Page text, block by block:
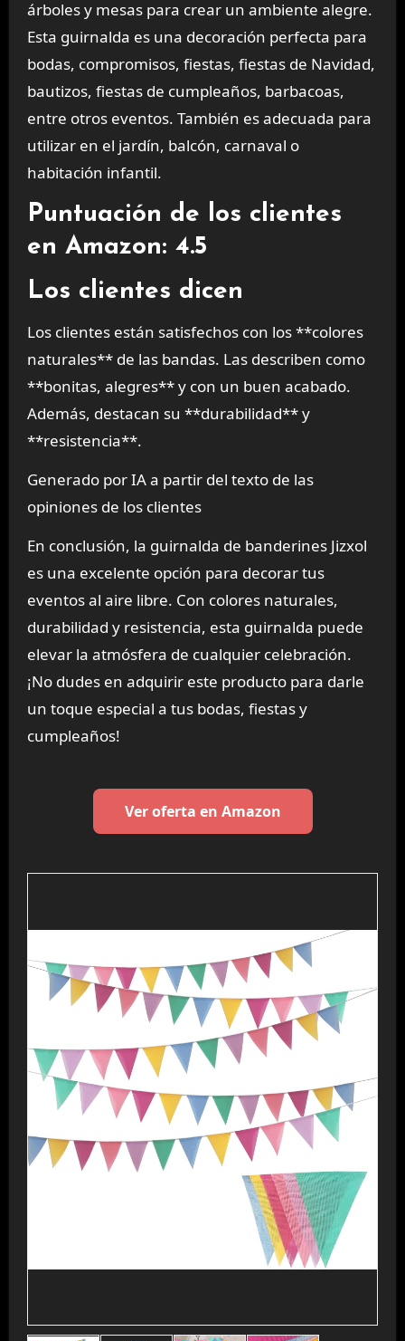
árboles y mesas para crear un ambiente alegre.
Esta guirnalda es una decoración perfecta para
bodas, compromisos, fiestas, fiestas de Navidad,
bautizos, fiestas de cumpleaños, barbacoas,
entre otros eventos. También es adecuada para
utilizar en el jardín, balcón, carnaval o
habitación infantil.
Puntuación de los clientes
en Amazon: 4.5
Los clientes dicen
Los clientes están satisfechos con los **colores
naturales** de las bandas. Las describen como
**bonitas, alegres** y con un buen acabado.
Además, destacan su **durabilidad** y
**resistencia**.
Generado por IA a partir del texto de las
opiniones de los clientes
En conclusión, la guirnalda de banderines Jizxol
es una excelente opción para decorar tus
eventos al aire libre. Con colores naturales,
durabilidad y resistencia, esta guirnalda puede
elevar la atmósfera de cualquier celebración.
¡No dudes en adquirir este producto para darle
un toque especial a tus bodas, fiestas y
cumpleaños!
Ver oferta en Amazon